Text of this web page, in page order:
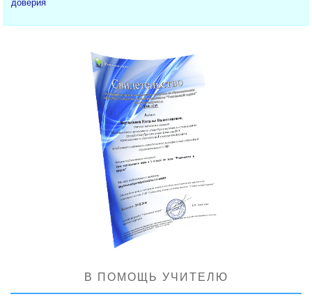
доверия
В ПОМОЩЬ УЧИТЕЛЮ